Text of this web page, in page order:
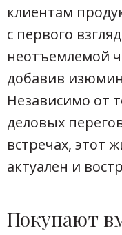
клиентам
с первого
неотъемлемой
добавив
Независимо от
деловых
встречах, этот
актуален и
Покупают